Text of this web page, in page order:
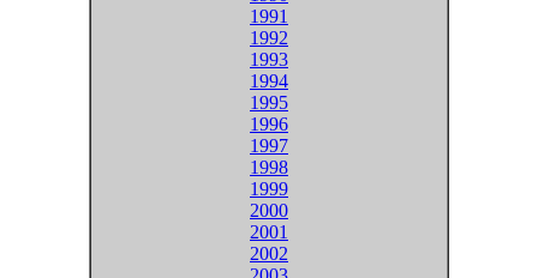
1991
1992
1993
1994
1995
1996
1997
1998
1999
2000
2001
2002